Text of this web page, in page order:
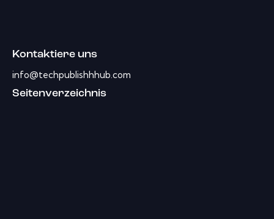
Kontaktiere uns
info@techpublishhhub.com
Seitenverzeichnis